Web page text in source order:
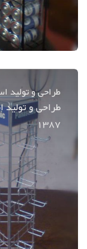
طراحی و تولید
طراحی و تولید
1387